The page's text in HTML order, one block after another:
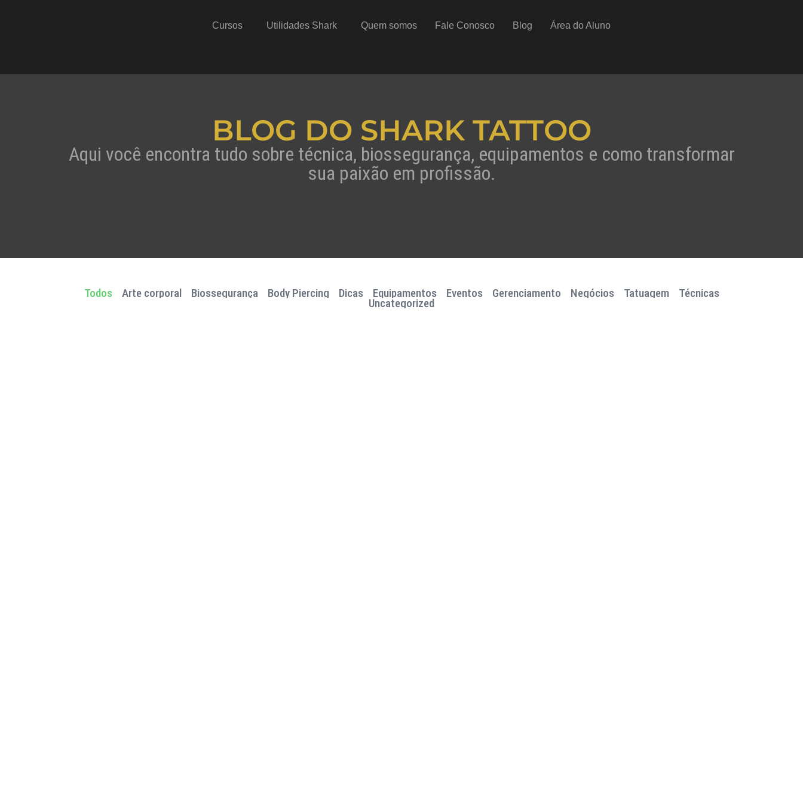
Cursos Utilidades Shark Quem somos Fale Conosco Blog Área do Aluno
BLOG DO SHARK TATTOO
Aqui você encontra tudo sobre técnica, biossegurança, equipamentos e como transformar
sua paixão em profissão.
Arte corporal Biossegurança Body Piercing Dicas Equipamentos Eventos Gerenciamento Negócios Tatuagem Técnicas
Uncategorized
Todos